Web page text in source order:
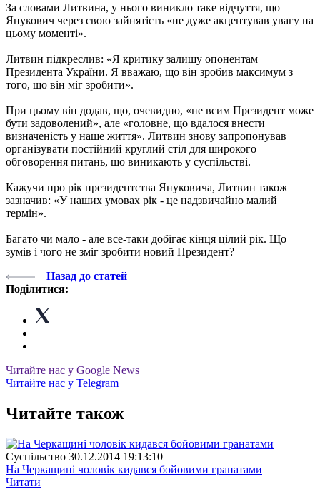
За словами Литвина, у нього виникло таке відчуття, що
Янукович через свою зайнятість «не дуже акцентував увагу на
цьому моменті».
Литвин підкреслив: «Я критику залишу опонентам
Президента України. Я вважаю, що він зробив максимум з
того, що він міг зробити».
При цьому він додав, що, очевидно, «не всим Президент може
бути задоволений», але «головне, що вдалося внести
визначеність у наше життя». Литвин знову запропонував
організувати постійний круглий стіл для широкого
обговорення питань, що виникають у суспільстві.
Кажучи про рік президентства Януковича, Литвин також
зазначив: «У наших умовах рік - це надзвичайно малий
термін».
Багато чи мало - але все-таки добігає кінця цілий рік. Що
зумів і чого не зміг зробити новий Президент?
Назад до статей
Поділитися:
Читайте нас у Google News
Читайте нас у Telegram
Читайте також
Суспiльство 30.12.2014 19:13:10
На Черкащині чоловік кидався бойовими гранатами
Читати